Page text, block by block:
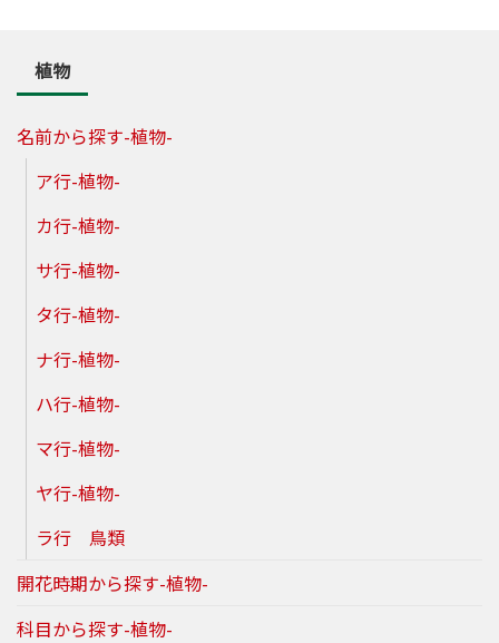
植物
名前から探す-植物-
ア行-植物-
カ行-植物-
サ行-植物-
タ行-植物-
ナ行-植物-
ハ行-植物-
マ行-植物-
ヤ行-植物-
ラ行 鳥類
開花時期から探す-植物-
科目から探す-植物-